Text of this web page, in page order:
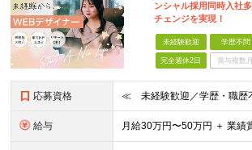
ンシャル採用同時入社
チェンジを実現！
未経験歓迎 学歴不問
完全週休2日 賞与複数月
応募資格
給与